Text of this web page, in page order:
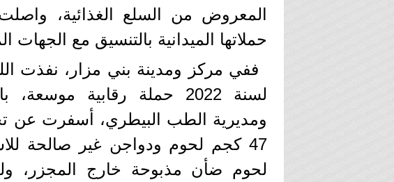
المعروض من السلع الغذائية، واصلت
حملاتها الميدانية بالتنسيق مع الجهات
لسنة 2022 حملة رقابية
47 كجم لحوم ودواجن غير صالحة
لحوم ضأن مذبوحة خارج المجزر،